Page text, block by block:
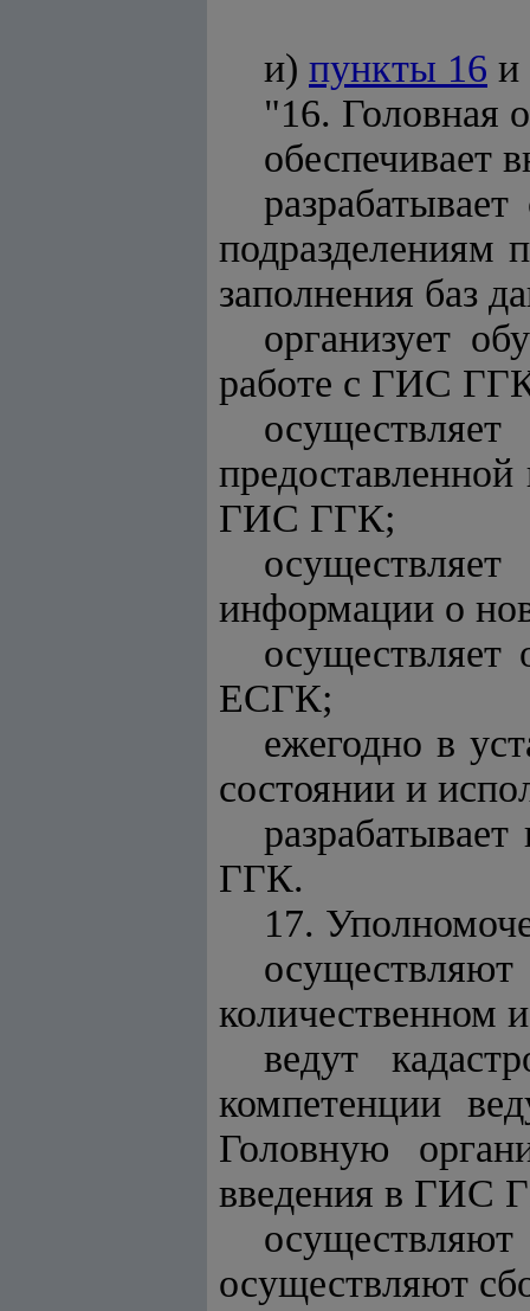
и) пункты 16 и
"16. Головная
обеспечивает
подразделениям
заполнения баз
организует
работе с ГИС
ГИС ГГК;
информации о
осуществляет
ЕСГК;
ежегодно в
состоянии и
ГГК.
17.
количественном
ведут
компетенции
Головную
введения в ГИС
осуществляют